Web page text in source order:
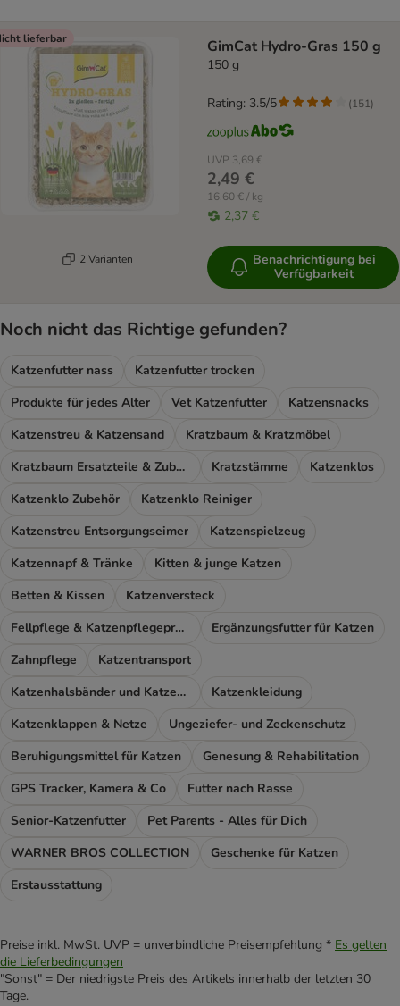
lieferbar
2 Varianten
GimCat Hydro-Gras 150 g
150 g
UVP 3,69 €
2,49 €
16,60 € / kg
2,37 €
Rating: 3.5/5 (151)
Benachrichtigung bei
Verfügbarkeit
Noch nicht das Richtige gefunden?
Katzenfutter nass
Katzenfutter trocken
Produkte für jedes Alter
Vet Katzenfutter
Katzensnacks
Katzenstreu & Katzensand
Kratzbaum & Kratzmöbel
Kratzbaum Ersatzteile & Zubehör
Kratzstämme
Katzenklos
Katzenklo Zubehör
Katzenklo Reiniger
Katzenstreu Entsorgungseimer
Katzenspielzeug
Katzennapf & Tränke
Kitten & junge Katzen
Betten & Kissen
Katzenversteck
Fellpflege & Katzenpflegeprodukte
Ergänzungsfutter für Katzen
Zahnpflege
Katzentransport
Katzenhalsbänder und Katzengeschirr
Katzenkleidung
Katzenklappen & Netze
Ungeziefer- und Zeckenschutz
Beruhigungsmittel für Katzen
Genesung & Rehabilitation
GPS Tracker, Kamera & Co
Futter nach Rasse
Senior-Katzenfutter
Pet Parents - Alles für Dich
WARNER BROS COLLECTION
Geschenke für Katzen
Erstausstattung
Preise inkl. MwSt. UVP = unverbindliche Preisempfehlung * Es gelten
die Lieferbedingungen
"Sonst" = Der niedrigste Preis des Artikels innerhalb der letzten 30
Tage.